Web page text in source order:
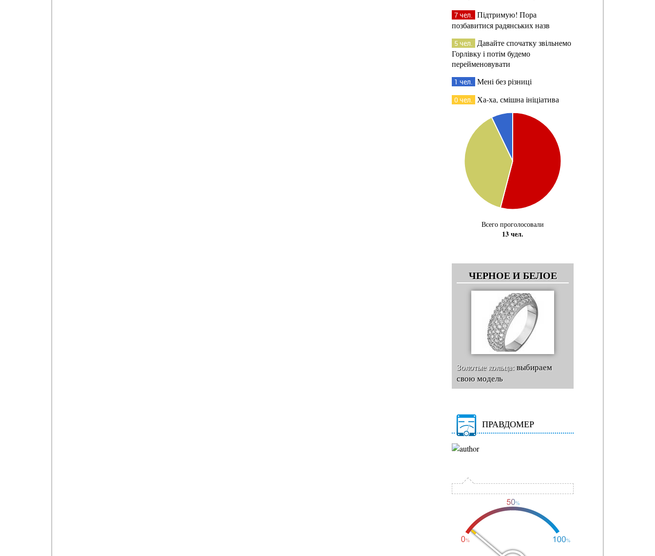
7 чел. Підтримую! Пора
позбавитися радянських назв
5 чел. Давайте спочатку звільнемо
Горлівку і потім будемо
перейменовувати
1 чел. Мені без різниці
0 чел. Ха-ха, смішна ініціатива
Всего проголосовали
13 чел.
ЧЕРНОЕ И БЕЛОЕ
Золотые кольца:выбираем
свою модель
ПРАВДОМЕР